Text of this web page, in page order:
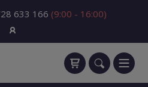
633 166 (9:00 - 16:00)